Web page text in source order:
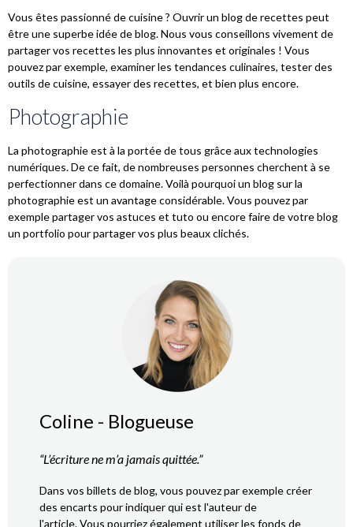
Vous êtes passionné de cuisine ? Ouvrir un blog de recettes peut
être une superbe idée de blog. Nous vous conseillons vivement de
partager vos recettes les plus innovantes et originales ! Vous
pouvez par exemple, examiner les tendances culinaires, tester des
outils de cuisine, essayer des recettes, et bien plus encore.
Photographie
La photographie est à la portée de tous grâce aux technologies
numériques. De ce fait, de nombreuses personnes cherchent à se
perfectionner dans ce domaine. Voilà pourquoi un blog sur la
photographie est un avantage considérable. Vous pouvez par
exemple partager vos astuces et tuto ou encore faire de votre blog
un portfolio pour partager vos plus beaux clichés.
Coline - Blogueuse
“L’écriture ne m’a jamais quittée.”
Dans vos billets de blog, vous pouvez par exemple créer
des encarts pour indiquer qui est l'auteur de
l'article. Vous pourriez également utiliser les fonds de